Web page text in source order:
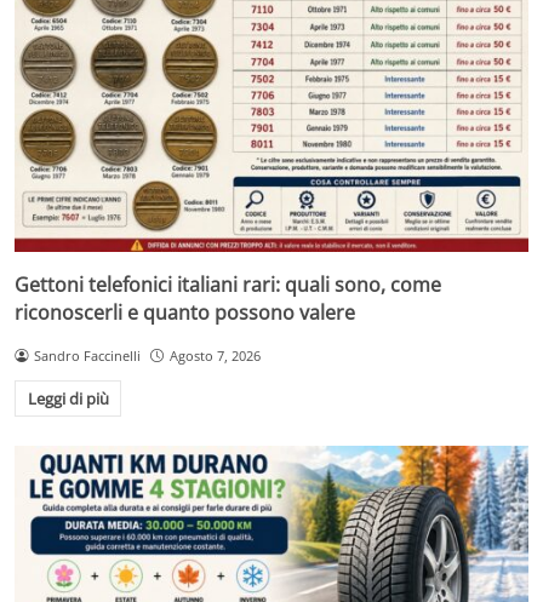
Gettoni telefonici italiani rari: quali sono, come
riconoscerli e quanto possono valere
Sandro Faccinelli Agosto 7, 2026
Leggi di più